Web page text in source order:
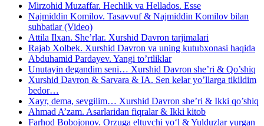
Mirzohid Muzaffar. Hechlik va Hellados. Esse
Najmiddin Komilov. Tasavvuf & Najmiddin Komilov bilan
suhbatlar (Video)
Attila Ilxan. She’rlar. Xurshid Davron tarjimalari
Rajab Xolbek. Xurshid Davron va uning kutubxonasi haqida
Abduhamid Pardayev. Yangi to’rtliklar
Unutayin degandim seni… Xurshid Davron she’ri & Qo’shiq
Xurshid Davron & Sarvara & IA. Sen kelar yo’llarga tikildim
bedor…
Xayr, dema, sevgilim… Xurshid Davron she’ri & Ikki qo’shiq
Ahmad A’zam. Asarlaridan fiqralar & Ikki kitob
Farhod Bobojonov. Orzuga eltuvchi yo‘l & Yulduzlar yurgan